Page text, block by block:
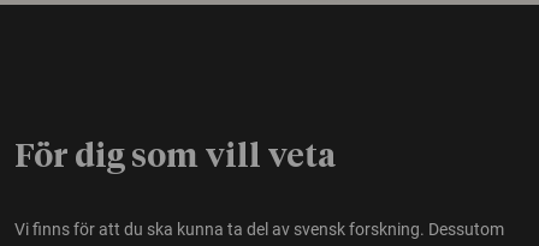
För dig som vill veta
Vi finns för att du ska kunna ta del av svensk forskning. Dessutom